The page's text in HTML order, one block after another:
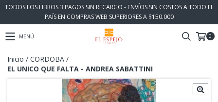
TODOS LOS LIBROS 3 PAGOS SIN RECARGO - ENVÍOS SIN COSTOS A TODO EL
PAÍS EN COMPRAS WEB SUPERIORES A $150.000
MENÚ 0
Inicio / CORDOBA /
EL UNICO QUE FALTA - ANDREA SABATTINI